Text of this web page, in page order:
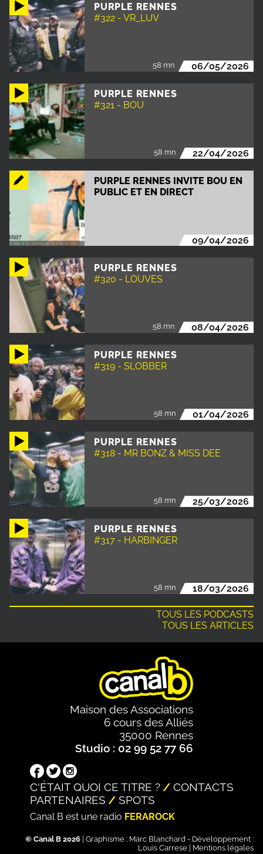
PURPLE RENNES
#322 - VR_LUV
58 mn 06/05/2026
PURPLE RENNES
#321 - BOU
58 mn 22/04/2026
PURPLE RENNES INVITE BOU EN
PUBLIC ET EN DIRECT
09/04/2026
PURPLE RENNES
#320 - LOUVES
58 mn 08/04/2026
PURPLE RENNES
#319 - SLOBBER
58 mn 01/04/2026
PURPLE RENNES
#318 - MR BONZ & MISS DEE
58 mn 25/03/2026
PURPLE RENNES
#317 - HARBINGER
58 mn 18/03/2026
TOUS LES PODCASTS
TOUS LES ARTICLES
Maison des Associations
6 cours des Alliés
35000 Rennes
Studio : 02 99 52 77 66
C'ÉTAIT QUOI CE TITRE ?
CONTACTS
PARTENAIRES
SPOTS
Canal B est une radio FERAROCK
© Canal B 2026 | Graphisme : Marc Blanchard - Développement :
Louis Carrese | Mentions légales